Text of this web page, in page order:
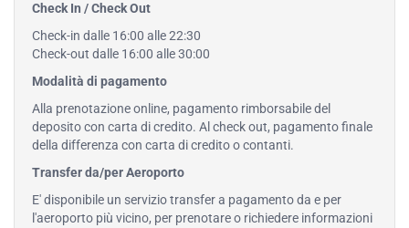
Check In / Check Out
Check-in dalle 16:00 alle 22:30
Check-out dalle 16:00 alle 30:00
Modalità di pagamento
Alla prenotazione online, pagamento rimborsabile del
deposito con carta di credito. Al check out, pagamento finale
della differenza con carta di credito o contanti.
Transfer da/per Aeroporto
E' disponibile un servizio transfer a pagamento da e per
l'aeroporto più vicino, per prenotare o richiedere informazioni